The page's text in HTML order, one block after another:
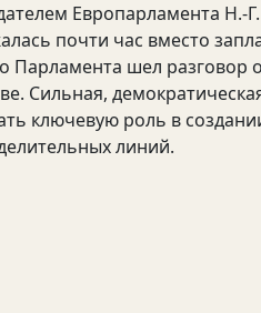
Европарламента Н.-
почти час вместо
Парламента шел
Сильная,
ключевую роль в
линий.